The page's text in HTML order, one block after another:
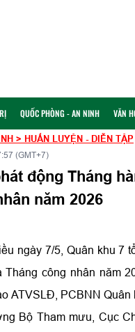
QUỐC PHÒNG - AN NINH VĂN
> HUẤN LUYỆN - DIỄN TẬP
(GMT+7)
động Tháng
năm 2026
ngày 7/5, Quân khu 7
Tháng công nhân năm
ATVSLĐ, PCBNN Quân
Bộ Tham mưu, Cục